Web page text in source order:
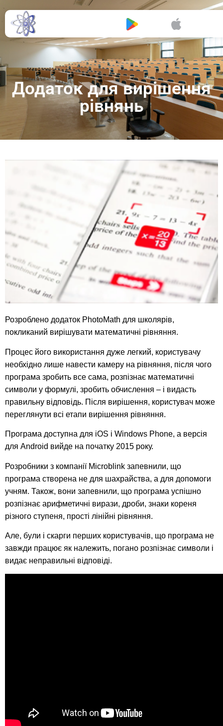
Додаток для вирішення
рівнянь
Розроблено додаток PhotoMath для школярів,
покликаний вирішувати математичні рівняння.
Процес його використання дуже легкий, користувачу
необхідно лише навести камеру на рівняння, після чого
програма зробить все сама, розпізнає математичні
символи у формулі, зробить обчислення – і видасть
правильну відповідь. Після вирішення, користувач може
переглянути всі етапи вирішення рівняння.
Програма доступна для iOS і Windows Phone, а версія
для Android вийде на початку 2015 року.
Розробники з компанії Microblink запевнили, що
програма створена не для шахрайства, а для допомоги
учням. Також, вони запевнили, що програма успішно
розпізнає арифметичні вирази, дроби, знаки кореня
різного ступеня, прості лінійні рівняння.
Але, були і скарги перших користувачів, що програма не
завжди працює як належить, погано розпізнає символи і
видає неправильні відповіді.